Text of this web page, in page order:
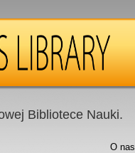
Bibliotece Nauki.
O nas